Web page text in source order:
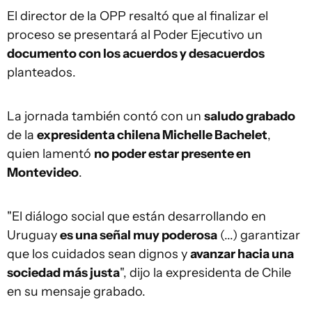
El director de la OPP resaltó que al finalizar el
proceso se presentará al Poder Ejecutivo un
documento con los acuerdos y desacuerdos
planteados.
La jornada también contó con un saludo grabado
de la expresidenta chilena Michelle Bachelet,
quien lamentó no poder estar presente en
Montevideo.
"El diálogo social que están desarrollando en
Uruguayes una señal muy poderosa (...) garantizar
que los cuidados sean dignos yavanzar hacia una
sociedad más justa", dijo la expresidenta de Chile
en su mensaje grabado.